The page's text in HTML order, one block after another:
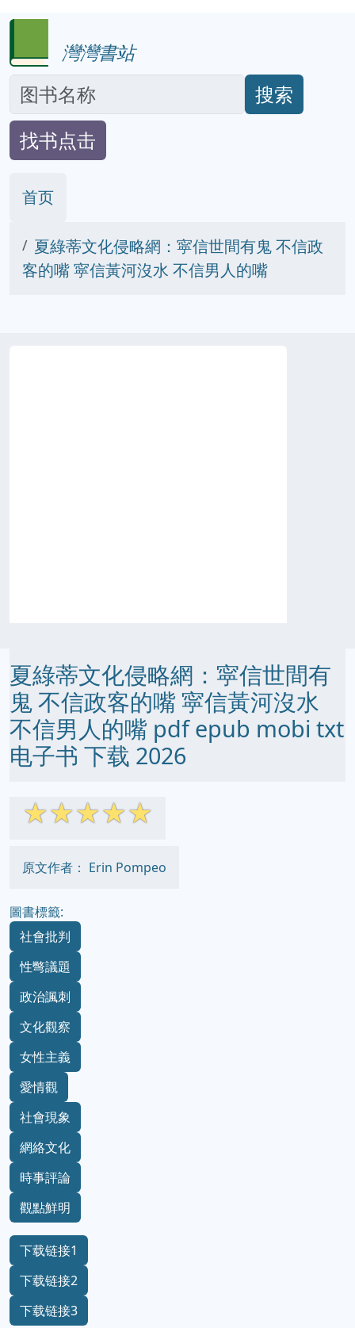
灣灣書站
搜索
找书点击
首页
夏綠蒂文化侵略網：寜信世間有鬼 不信政
客的嘴 寜信黃河沒水 不信男人的嘴
夏綠蒂文化侵略網：寜信世間有
鬼 不信政客的嘴 寜信黃河沒水
不信男人的嘴 pdf epub mobi txt
电子书 下载 2026
☆☆☆☆☆
原文作者： Erin Pompeo
圖書標籤:
社會批判
性彆議題
政治諷刺
文化觀察
女性主義
愛情觀
社會現象
網絡文化
時事評論
觀點鮮明
下载链接1
下载链接2
下载链接3